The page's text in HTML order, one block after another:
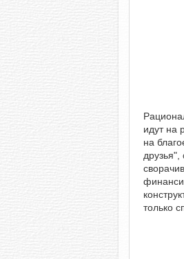
идут на
на
только